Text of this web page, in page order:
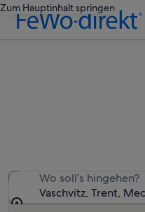
Zum Hauptinhalt springen
Wo soll’s hingehen?
Vaschvitz, Trent,